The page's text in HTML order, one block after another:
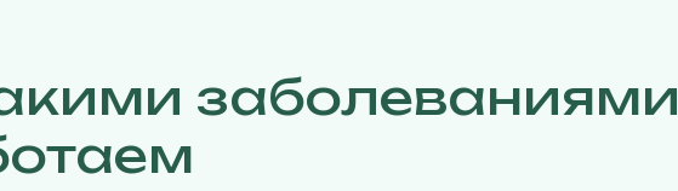
заболеваниями